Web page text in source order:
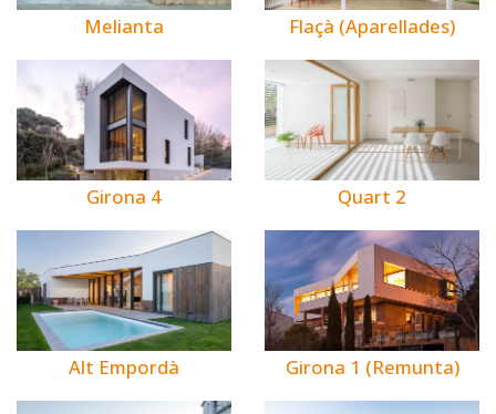
Melianta Flaçà (Aparellades)
Girona 4 Quart 2
Alt Empordà Girona 1 (Remunta)